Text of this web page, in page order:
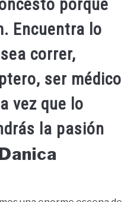
porque
Encuentra lo
correr,
ser médico
vez que lo
la pasión
Danica